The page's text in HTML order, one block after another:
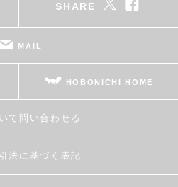
SHARE
MAIL
HOBONICHI HOME
て問い合わせる
法に基づく表記